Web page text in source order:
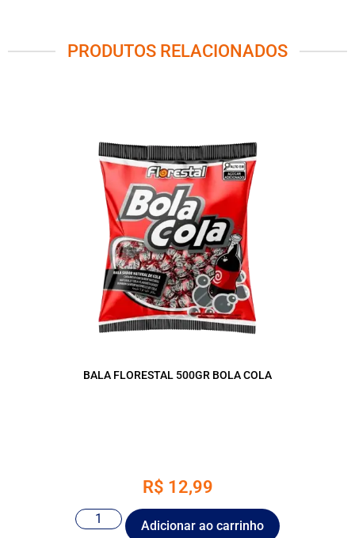
PRODUTOS RELACIONADOS
BALA FLORESTAL 500GR BOLA COLA
R$ 12,99
Adicionar ao carrinho